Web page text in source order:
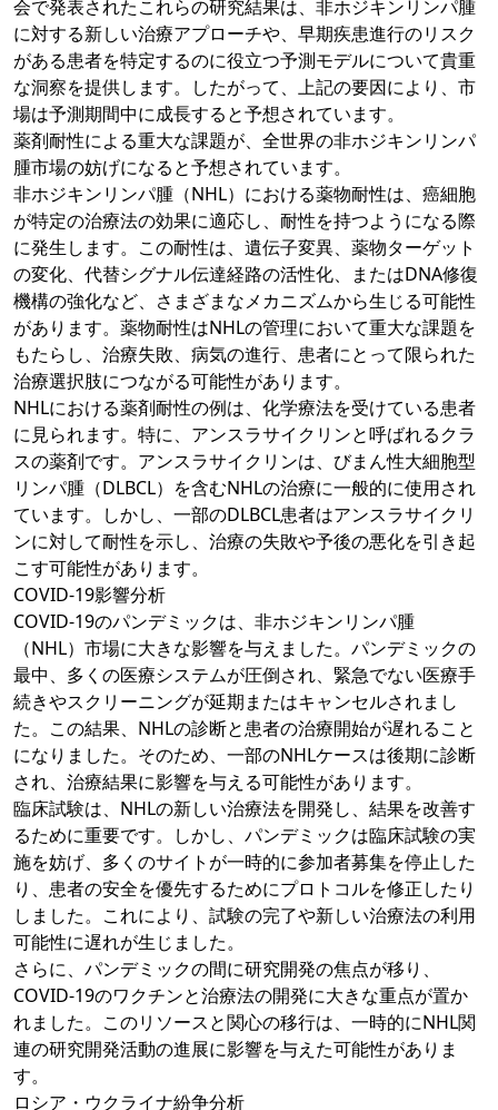
会で発表されたこれらの研究結果は、非ホジキンリンパ腫
に対する新しい治療アプローチや、早期疾患進行のリスク
がある患者を特定するのに役立つ予測モデルについて貴重
な洞察を提供します。したがって、上記の要因により、市
場は予測期間中に成長すると予想されています。
薬剤耐性による重大な課題が、全世界の非ホジキンリンパ
腫市場の妨げになると予想されています。
非ホジキンリンパ腫（NHL）における薬物耐性は、癌細胞
が特定の治療法の効果に適応し、耐性を持つようになる際
に発生します。この耐性は、遺伝子変異、薬物ターゲット
の変化、代替シグナル伝達経路の活性化、またはDNA修復
機構の強化など、さまざまなメカニズムから生じる可能性
があります。薬物耐性はNHLの管理において重大な課題を
もたらし、治療失敗、病気の進行、患者にとって限られた
治療選択肢につながる可能性があります。
NHLにおける薬剤耐性の例は、化学療法を受けている患者
に見られます。特に、アンスラサイクリンと呼ばれるクラ
スの薬剤です。アンスラサイクリンは、びまん性大細胞型
リンパ腫（DLBCL）を含むNHLの治療に一般的に使用され
ています。しかし、一部のDLBCL患者はアンスラサイクリ
ンに対して耐性を示し、治療の失敗や予後の悪化を引き起
こす可能性があります。
COVID-19影響分析
COVID-19のパンデミックは、非ホジキンリンパ腫
（NHL）市場に大きな影響を与えました。パンデミックの
最中、多くの医療システムが圧倒され、緊急でない医療手
続きやスクリーニングが延期またはキャンセルされまし
た。この結果、NHLの診断と患者の治療開始が遅れること
になりました。そのため、一部のNHLケースは後期に診断
され、治療結果に影響を与える可能性があります。
臨床試験は、NHLの新しい治療法を開発し、結果を改善す
るために重要です。しかし、パンデミックは臨床試験の実
施を妨げ、多くのサイトが一時的に参加者募集を停止した
り、患者の安全を優先するためにプロトコルを修正したり
しました。これにより、試験の完了や新しい治療法の利用
可能性に遅れが生じました。
さらに、パンデミックの間に研究開発の焦点が移り、
COVID-19のワクチンと治療法の開発に大きな重点が置か
れました。このリソースと関心の移行は、一時的にNHL関
連の研究開発活動の進展に影響を与えた可能性がありま
す。
ロシア・ウクライナ紛争分析